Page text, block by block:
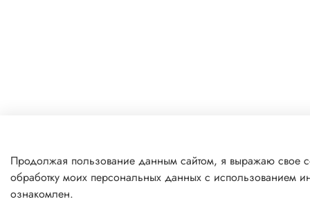
Продолжая пользование данным сайтом, я выражаю свое
обработку моих персональных данных с использованием
ознакомлен.